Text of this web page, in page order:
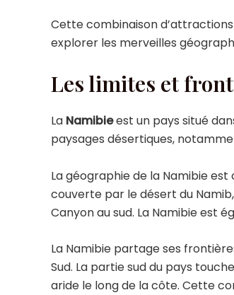
Cette combinaison
explorer les merveilles
Les limites et
La Namibieest un pays situé
paysages désertiques,
La géographie de la Namibie
couverte par le désert du
Canyon au sud. La Namibie est
La Namibie partage ses
Sud. La partie sud du pays
aride le long de la côte. Cette